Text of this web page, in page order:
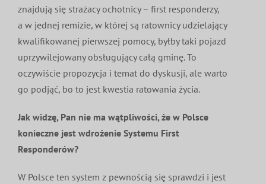
znajdują się strażacy ochotnicy – first responderzy,
a w jednej remizie, w której są ratownicy udzielający
kwalifikowanej pierwszej pomocy, byłby taki pojazd
uprzywilejowany obsługujący całą gminę. To
oczywiście propozycja i temat do dyskusji, ale warto
go podjąć, bo to jest kwestia ratowania życia.
Jak widzę, Pan nie ma wątpliwości, że w Polsce
konieczne jest wdrożenie Systemu First
Responderów?
W Polsce ten system z pewnością się sprawdzi i jest